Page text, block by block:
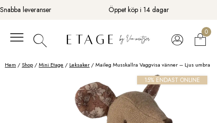
Fortsätt
till
Snabba leveranser Öppet köp i 14 dagar
0
Hem /Shop /Mini Etage / Leksaker / Maileg Musskallra Vaggvisa vänner – Ljus umbra
15% ENDAST ONLINE